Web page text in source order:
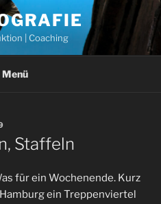
| Coaching
Menü
Staffeln
für ein Wochenende. Kurz
ein Treppenviertel